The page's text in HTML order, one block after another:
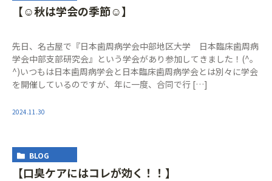
【☺︎秋は学会の季節☺︎】
先日、名古屋で『日本歯周病学会中部地区大学 日本臨床歯周病
学会中部支部研究会』という学会があり参加してきました！(^｡
^)いつもは日本歯周病学会と日本臨床歯周病学会とは別々に学会
を開催しているのですが、年に一度、合同で行 […]
2024.11.30
BLOG
【口臭ケアにはコレが効く！！】